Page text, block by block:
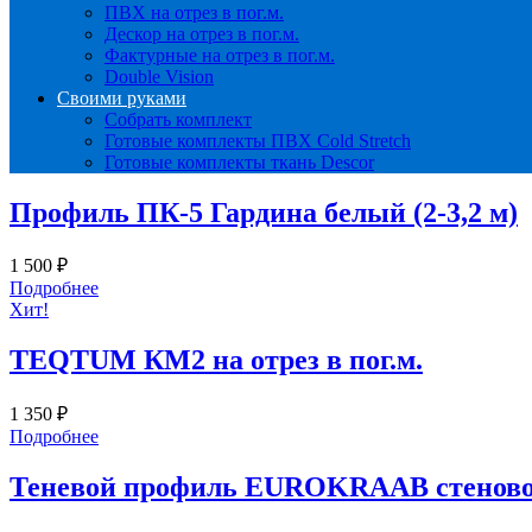
ПВХ на отрез в пог.м.
Дескор на отрез в пог.м.
Фактурные на отрез в пог.м.
Double Vision
Своими руками
Собрать комплект
Готовые комплекты ПВХ Cold Stretch
Готовые комплекты ткань Descor
Профиль ПК-5 Гардина белый (2-3,2 м)
1 500 ₽
Подробнее
Хит!
TEQTUM КМ2 на отрез в пог.м.
1 350 ₽
Подробнее
Теневой профиль EUROKRAAB